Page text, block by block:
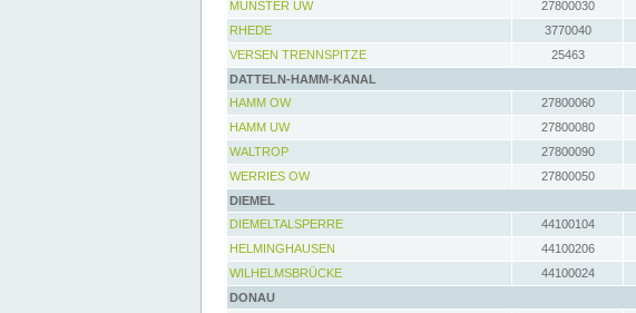
MÜNSTER UW
27800030
RHEDE
3770040
VERSEN TRENNSPITZE
25463
DATTELN-HAMM-KANAL
HAMM OW
27800060
HAMM UW
27800080
WALTROP
27800090
WERRIES OW
27800050
DIEMEL
DIEMELTALSPERRE
44100104
HELMINGHAUSEN
44100206
WILHELMSBRÜCKE
44100024
DONAU